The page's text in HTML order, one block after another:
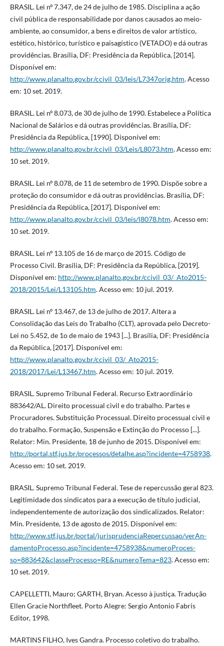
BRASIL. Lei nº 7.347, de 24 de julho de 1985. Disciplina a ação
civil pública de responsabilidade por danos causados ao meio-
ambiente, ao consumidor, a bens e direitos de valor artístico,
estético, histórico, turístico e paisagístico (VETADO) e dá outras
providências. Brasília, DF: Presidência da República, [2014].
Disponível em:
http://www.planalto.gov.br/ccivil_03/leis/L7347orig.htm. Acesso
em: 10 set. 2019.
BRASIL. Lei nº 8.073, de 30 de julho de 1990. Estabelece a Política
Nacional de Salários e dá outras providências. Brasília, DF:
Presidência da República, [1990]. Disponível em:
http://www.planalto.gov.br/ccivil_03/Leis/L8073.htm. Acesso em:
10 set. 2019.
BRASIL. Lei nº 8.078, de 11 de setembro de 1990. Dispõe sobre a
proteção do consumidor e dá outras providências. Brasília, DF:
Presidência da República, [2017]. Disponível em:
http://www.planalto.gov.br/ccivil_03/leis/l8078.htm. Acesso em:
10 set. 2019.
BRASIL. Lei nº 13.105 de 16 de março de 2015. Código de
Processo Civil. Brasília, DF: Presidência da República, [2019].
Disponível em: http://www.planalto.gov.br/ccivil_03/_Ato2015-
2018/2015/Lei/L13105.htm. Acesso em: 10 jul. 2019.
BRASIL. Lei nº 13.467, de 13 de julho de 2017. Altera a
Consolidação das Leis do Trabalho (CLT), aprovada pelo Decreto-
Lei no 5.452, de 1o de maio de 1943 [...]. Brasília, DF: Presidência
da República, [2017]. Disponível em:
http://www.planalto.gov.br/ccivil_03/_Ato2015-
2018/2017/Lei/L13467.htm. Acesso em: 10 jul. 2019.
BRASIL. Supremo Tribunal Federal. Recurso Extraordinário
883642/AL. Direito processual civil e do trabalho. Partes e
Procuradores. Substituição Processual. Direito processual civil e
do trabalho. Formação, Suspensão e Extinção do Processo [...].
Relator: Min. Presidente, 18 de junho de 2015. Disponível em:
http://portal.stf.jus.br/processos/detalhe.asp?incidente=4758938.
Acesso em: 10 set. 2019.
BRASIL. Supremo Tribunal Federal. Tese de repercussão geral 823.
Legitimidade dos sindicatos para a execução de título judicial,
independentemente de autorização dos sindicalizados. Relator:
Min. Presidente, 13 de agosto de 2015. Disponível em:
http://www.stf.jus.br/portal/jurisprudenciaRepercussao/verAn-
damentoProcesso.asp?incidente=4758938&numeroProces-
so=883642&classeProcesso=RE&numeroTema=823. Acesso em:
10 set. 2019.
CAPELLETTI, Mauro; GARTH, Bryan. Acesso à justiça. Tradução
Ellen Gracie Northfleet. Porto Alegre: Sergio Antonio Fabris
Editor, 1998.
MARTINS FILHO, Ives Gandra. Processo coletivo do trabalho.